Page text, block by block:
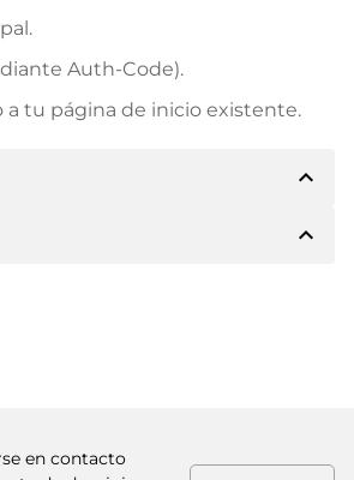
Auth-Code).
tu página de inicio existente.
expand_less
A continuación, el propietario
expand_less
en contacto